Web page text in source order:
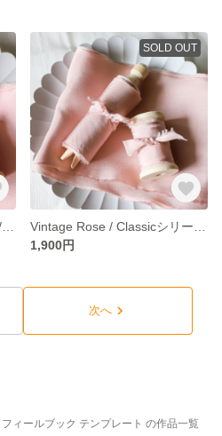
SOLD OUT
1,900円
次へ
ィールブック テンプレート の作品一覧